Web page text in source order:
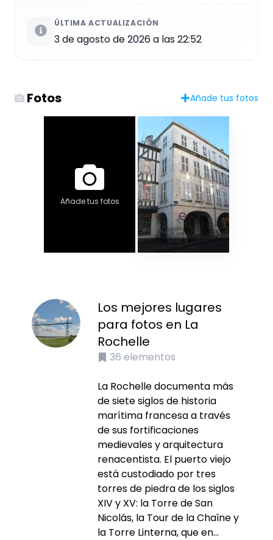
ÚLTIMA ACTUALIZACIÓN
3 de agosto de 2026 a las 22:52
Fotos Añade tus fotos
Añade tus fotos
Los mejores lugares
para fotos en La
Rochelle
36 elementos
La Rochelle documenta más
de siete siglos de historia
marítima francesa a través
de sus fortificaciones
medievales y arquitectura
renacentista. El puerto viejo
está custodiado por tres
torres de piedra de los siglos
XIV y XV: la Torre de San
Nicolás, la Tour de la Chaîne y
la Torre Linterna, que en...